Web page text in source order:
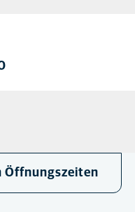
Öffnungszeiten